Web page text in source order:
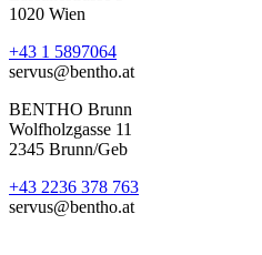
1020 Wien
+43 1 5897064
servus@bentho.at
BENTHO Brunn
Wolfholzgasse 11
2345 Brunn/Geb
+43 2236 378 763
servus@bentho.at